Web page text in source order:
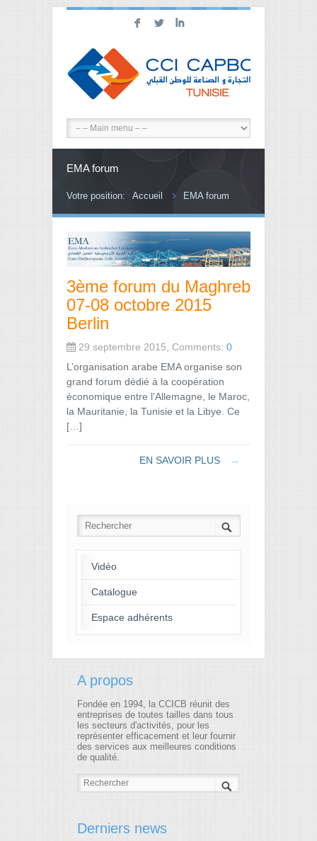
F L I
EMA forum
Votre position: Accueil EMA forum
3ème forum du Maghreb
07-08 octobre 2015
Berlin
29 septembre 2015, Comments: 0
L’organisation arabe EMA organise son
grand forum dédié à la coopération
économique entre l’Allemagne, le Maroc,
la Mauritanie, la Tunisie et la Libye. Ce
[…]
EN SAVOIR PLUS →
Vidéo
Catalogue
Espace adhérents
A propos
Fondée en 1994, la CCICB réunit des
entreprises de toutes tailles dans tous
les secteurs d'activités, pour les
représenter efficacement et leur fournir
des services aux meilleures conditions
de qualité.
Derniers news